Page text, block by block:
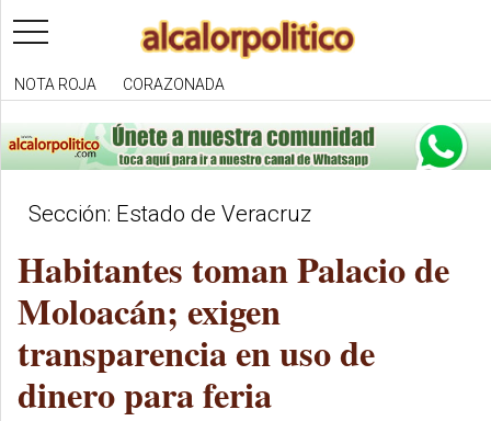
toggle
navigation
NOTA ROJA CORAZONADA
Sección: Estado de Veracruz
Habitantes toman Palacio de
Moloacán; exigen
transparencia en uso de
dinero para feria